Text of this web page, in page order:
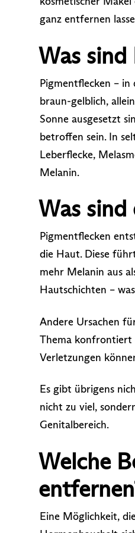
ganz entfernen
Was
Pigmentflecken –
braun-gelblich,
Sonne ausgesetzt
betroffen sein. In
Leberflecke,
Melanin.
Was
Pigmentflecken
die Haut. Diese
mehr Melanin aus
Hautschichten –
Andere Ursachen
Thema konfrontiert
Verletzungen
Es gibt übrigens
nicht zu viel,
Genitalbereich.
Welche
Eine Möglichkeit,